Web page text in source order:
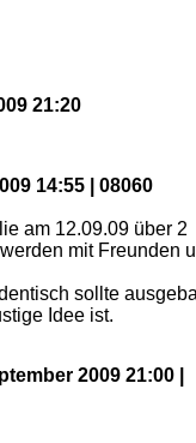
21:20
14:55 | 08060
am 12.09.09 über 2
mit Freunden
sollte
Idee ist.
2009 21:00 |